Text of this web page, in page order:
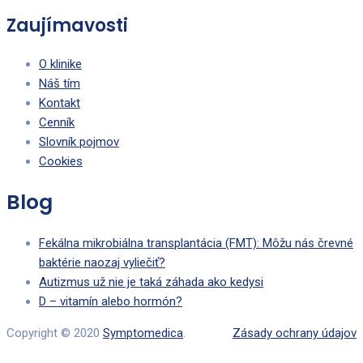
Zaujímavosti
O klinike
Náš tím
Kontakt
Cenník
Slovník pojmov
Cookies
Blog
Fekálna mikrobiálna transplantácia (FMT): Môžu nás črevné
baktérie naozaj vyliečiť?
Autizmus už nie je taká záhada ako kedysi
D – vitamín alebo hormón?
Copyright © 2020 Symptomedica. Zásady ochrany údajov